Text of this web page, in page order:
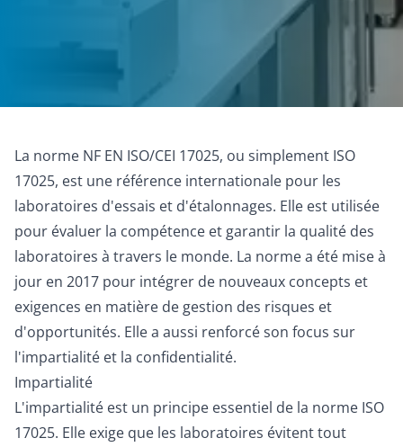
La norme NF EN ISO/CEI 17025, ou simplement ISO
17025, est une référence internationale pour les
laboratoires d'essais et d'étalonnages. Elle est utilisée
pour évaluer la compétence et garantir la qualité des
laboratoires à travers le monde. La norme a été mise à
jour en 2017 pour intégrer de nouveaux concepts et
exigences en matière de gestion des risques et
d'opportunités. Elle a aussi renforcé son focus sur
l'impartialité et la confidentialité.
Impartialité
L'impartialité est un principe essentiel de la norme ISO
17025. Elle exige que les laboratoires évitent tout